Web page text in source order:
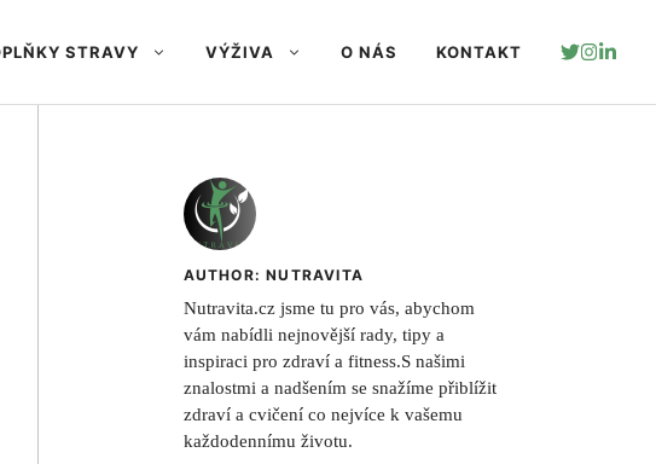
STRAVY VÝŽIVA O NÁS KONTAKT
AUTHOR: NUTRAVITA
Nutravita.cz jsme tu pro vás, abychom
vám nabídli nejnovější rady, tipy a
inspiraci pro zdraví a fitness.S našimi
znalostmi a nadšením se snažíme přiblížit
zdraví a cvičení co nejvíce k vašemu
každodennímu životu.